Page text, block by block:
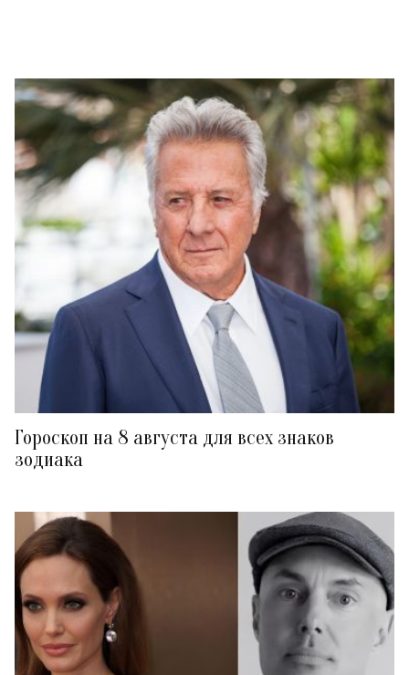
Гороскоп на 8 августа для всех знаков
зодиака